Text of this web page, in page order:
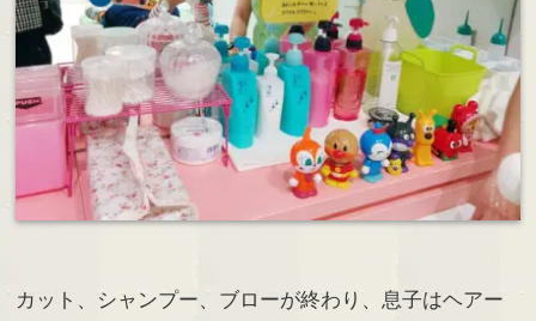
カット、シャンプー、ブローが終わり、息子はヘアー